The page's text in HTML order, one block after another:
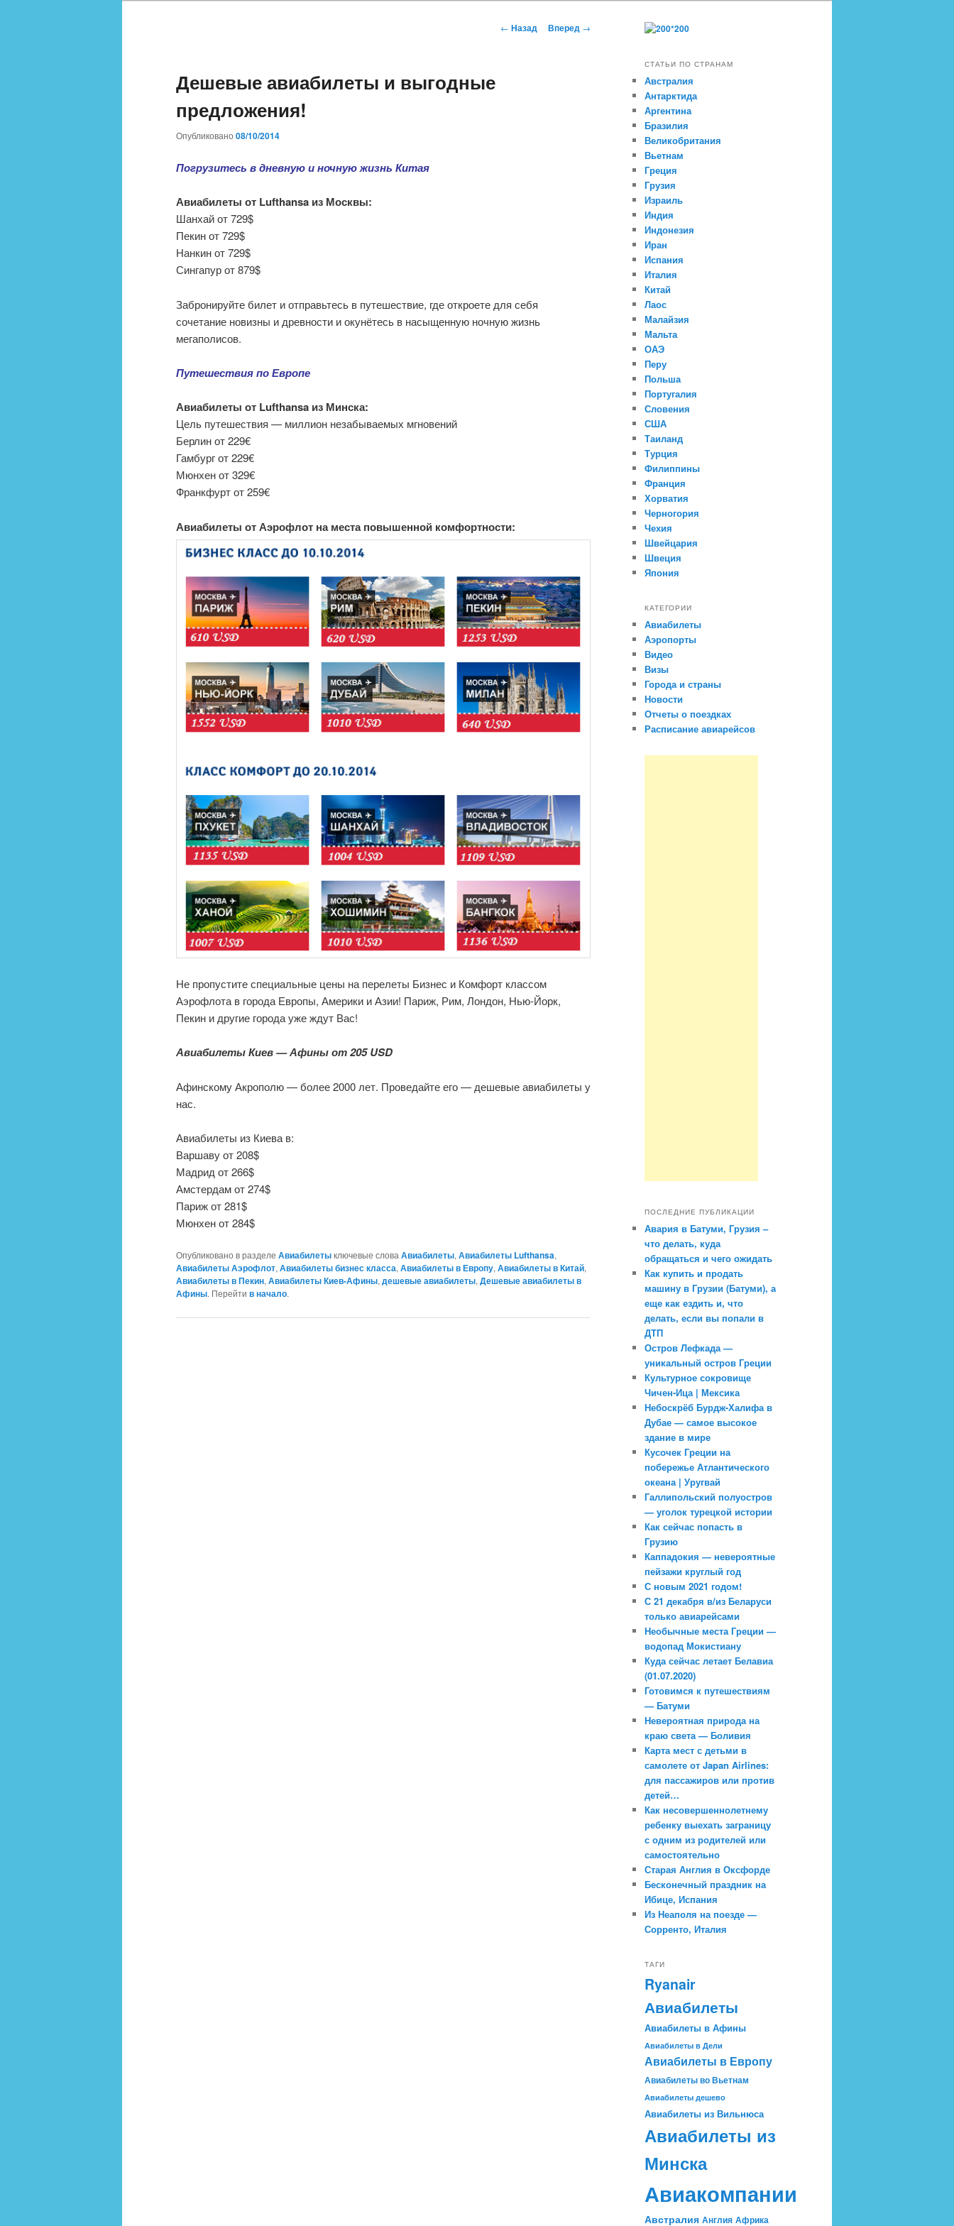
Навигация
← Назад Вперед →
Дешевые авиабилеты и выгодные
предложения!
Опубликовано 08/10/2014
Погрузитесь в дневную и ночную жизнь Китая
Авиабилеты от Lufthansa из Москвы:
Шанхай от 729$
Пекин от 729$
Нанкин от 729$
Сингапур от 879$
Забронируйте билет и отправьтесь в путешествие, где откроете для себя
сочетание новизны и древности и окунётесь в насыщенную ночную жизнь
мегаполисов.
Путешествия по Европе
Авиабилеты от Lufthansa из Минска:
Цель путешествия — миллион незабываемых мгновений
Берлин от 229€
Гамбург от 229€
Мюнхен от 329€
Франкфурт от 259€
Авиабилеты от Аэрофлот на места повышенной комфортности:
Не пропустите специальные цены на перелеты Бизнес и Комфорт классом
Аэрофлота в города Европы, Америки и Азии! Париж, Рим, Лондон, Нью-Йорк,
Пекин и другие города уже ждут Вас!
Авиабилеты Киев — Афины от 205 USD
Афинскому Акрополю — более 2000 лет. Проведайте его — дешевые авиабилеты у
нас.
Авиабилеты из Киева в:
Варшаву от 208$
Мадрид от 266$
Амстердам от 274$
Париж от 281$
Мюнхен от 284$
Опубликовано в разделе Авиабилетыключевые словаАвиабилеты,Авиабилеты Lufthansa,
Авиабилеты Аэрофлот,Авиабилеты бизнес класса,Авиабилеты в Европу,Авиабилеты в Китай,
Авиабилеты в Пекин,Авиабилеты Киев-Афины,дешевые авиабилеты,Дешевые авиабилеты в
Афины. Перейти в начало.
СТАТЬИ ПО СТРАНАМ
Австралия
Антарктида
Аргентина
Бразилия
Великобритания
Вьетнам
Греция
Грузия
Израиль
Индия
Индонезия
Иран
Испания
Италия
Китай
Лаос
Малайзия
Мальта
ОАЭ
Перу
Польша
Португалия
Словения
США
Таиланд
Турция
Филиппины
Франция
Хорватия
Черногория
Чехия
Швейцария
Швеция
Япония
КАТЕГОРИИ
Авиабилеты
Аэропорты
Видео
Визы
Города и страны
Новости
Отчеты о поездках
Расписание авиарейсов
ПОСЛЕДНИЕ ПУБЛИКАЦИИ
Авария в Батуми, Грузия –
что делать, куда
обращаться и чего ожидать
Как купить и продать
машину в Грузии (Батуми), а
еще как ездить и, что
делать, если вы попали в
ДТП
Остров Лефкада —
уникальный остров Греции
Культурное сокровище
Чичен-Ица | Мексика
Небоскрёб Бурдж-Халифа в
Дубае — самое высокое
здание в мире
Кусочек Греции на
побережье Атлантического
океана | Уругвай
Галлипольский полуостров
— уголок турецкой истории
Как сейчас попасть в
Грузию
Каппадокия — невероятные
пейзажи круглый год
С новым 2021 годом!
С 21 декабря в/из Беларуси
только авиарейсами
Необычные места Греции —
водопад Мокистиану
Куда сейчас летает Белавиа
(01.07.2020)
Готовимся к путешествиям
— Батуми
Невероятная природа на
краю света — Боливия
Карта мест с детьми в
самолете от Japan Airlines:
для пассажиров или против
детей…
Как несовершеннолетнему
ребенку выехать заграницу
с одним из родителей или
самостоятельно
Старая Англия в Оксфорде
Бесконечный праздник на
Ибице, Испания
Из Неаполя на поезде —
Сорренто, Италия
ТАГИ
Ryanair
Авиабилеты
Авиабилеты в Афины
Авиабилеты в Дели
Авиабилеты в Европу
Авиабилеты во Вьетнам
Авиабилеты дешево
Авиабилеты из Вильнюса
Авиабилеты из
Минска
Авиакомпании
Австралия Англия Африка